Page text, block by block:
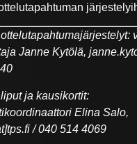
Janne Kytölä,
ja kausikortit:
Elina Salo,
/ 040 514 4069